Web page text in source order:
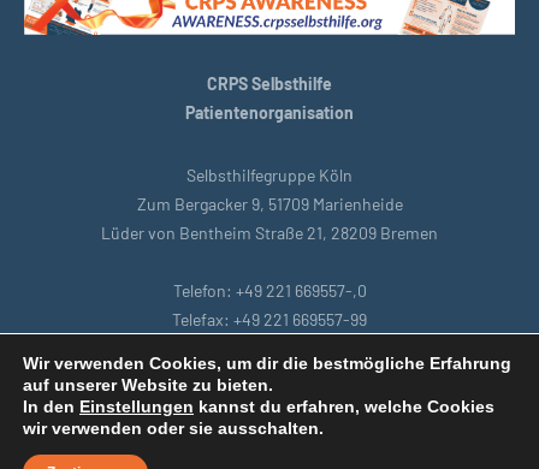
CRPS Selbsthilfe
Patientenorganisation
Selbsthilfegruppe Köln
Zum Bergacker 9, 51709 Marienheide
Lüder von Bentheim Straße 21, 28209 Bremen
Telefon: +49 221 669557-,0
Telefax: +49 221 669557-99
Startseite|Bremen |Datenschutzbestimmungen|Intranet|
Impressum|Remoteunterstützung
Wir verwenden Cookies, um dir die bestmögliche Erfahrung
auf unserer Website zu bieten.
In den Einstellungen kannst du erfahren, welche Cookies
wir verwenden oder sie ausschalten.